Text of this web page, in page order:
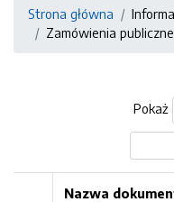
Strona główna
Zamówienia
Pokaż
Nazwa